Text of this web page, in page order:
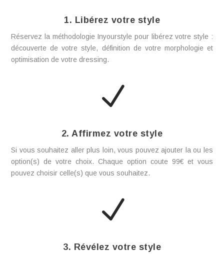
1. Libérez votre style
Réservez la méthodologie Inyourstyle pour libérez votre style :
découverte de votre style, définition de votre morphologie et
optimisation de votre dressing.
N
2. Affirmez votre style
Si vous souhaitez aller plus loin, vous pouvez ajouter la ou les
option(s) de votre choix. Chaque option coute 99€ et vous
pouvez choisir celle(s) que vous souhaitez.
N
3. Révélez votre style